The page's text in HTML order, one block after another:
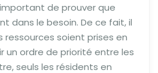
de prouver que
dans le besoin. De ce fait, il
ressources soient prises en
un ordre de priorité entre les
seuls les résidents en